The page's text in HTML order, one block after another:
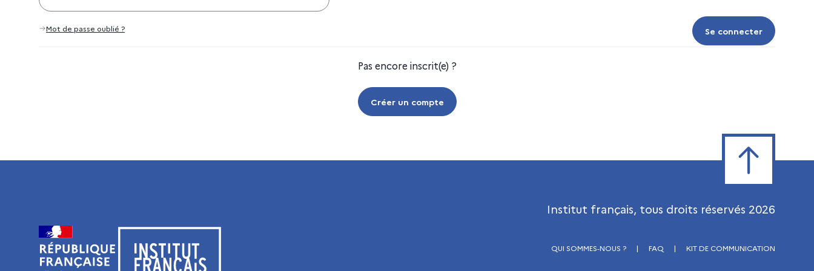
Se connecter
Se connecter
Mot de passe oublié ?
Pas encore inscrit(e) ?
Créer un compte
Visiter le site de l’Institut français
Institut français, tous droits réservés 2026
QUI SOMMES-NOUS ? | FAQ | KIT DE COMMUNICATION